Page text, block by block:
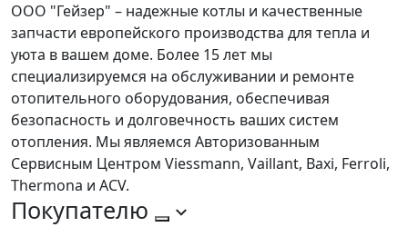
ООО "Гейзер" – надежные котлы и качественные
запчасти европейского производства для тепла и
уюта в вашем доме. Более 15 лет мы
специализируемся на обслуживании и ремонте
отопительного оборудования, обеспечивая
безопасность и долговечность ваших систем
отопления. Мы являемся Авторизованным
Сервисным Центром Viessmann, Vaillant, Baxi, Ferroli,
Thermona и ACV.
Покупателю